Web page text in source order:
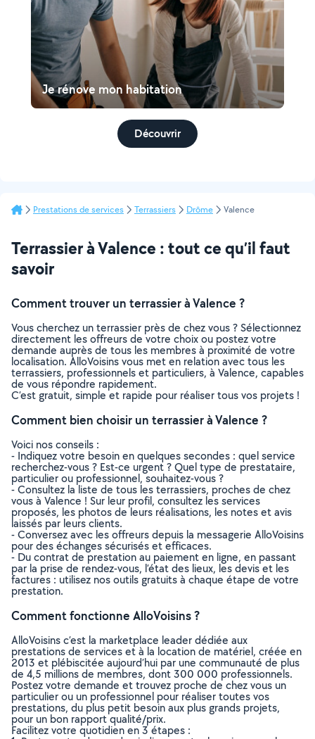
Je rénove mon habitation
Découvrir
Prestations de services Terrassiers Drôme Valence
Terrassier à Valence : tout ce qu’il faut
savoir
Comment trouver un terrassier à Valence ?
Vous cherchez un terrassier près de chez vous ? Sélectionnez
directement les offreurs de votre choix ou postez votre
demande auprès de tous les membres à proximité de votre
localisation. AlloVoisins vous met en relation avec tous les
terrassiers, professionnels et particuliers, à Valence, capables
de vous répondre rapidement.
C’est gratuit, simple et rapide pour réaliser tous vos projets !
Comment bien choisir un terrassier à Valence ?
Voici nos conseils :
- Indiquez votre besoin en quelques secondes : quel service
recherchez-vous ? Est-ce urgent ? Quel type de prestataire,
particulier ou professionnel, souhaitez-vous ?
- Consultez la liste de tous les terrassiers, proches de chez
vous à Valence ! Sur leur profil, consultez les services
proposés, les photos de leurs réalisations, les notes et avis
laissés par leurs clients.
- Conversez avec les offreurs depuis la messagerie AlloVoisins
pour des échanges sécurisés et efficaces.
- Du contrat de prestation au paiement en ligne, en passant
par la prise de rendez-vous, l’état des lieux, les devis et les
factures : utilisez nos outils gratuits à chaque étape de votre
prestation.
Comment fonctionne AlloVoisins ?
AlloVoisins c’est la marketplace leader dédiée aux
prestations de services et à la location de matériel, créée en
2013 et plébiscitée aujourd’hui par une communauté de plus
de 4,5 millions de membres, dont 300 000 professionnels.
Postez votre demande et trouvez proche de chez vous un
particulier ou un professionnel pour réaliser toutes vos
prestations, du plus petit besoin aux plus grands projets,
pour un bon rapport qualité/prix.
Facilitez votre quotidien en 3 étapes :